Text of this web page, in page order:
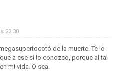
23:38
de la muerte. Te lo
a ese sí lo conozco, porque al tal
mi vida. O sea.